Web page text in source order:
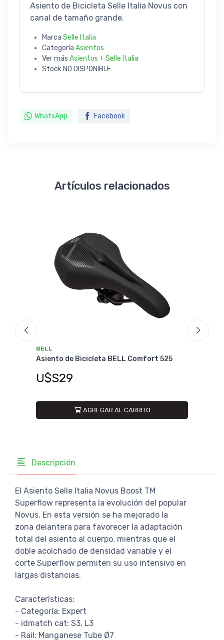
Asiento de Bicicleta Selle Italia Novus con
canal de tamaño grande.
Marca Selle Italia
Categoría Asientos
Ver más Asientos + Selle Italia
Stock NO DISPONIBLE
WhatsApp Facebook
Artículos relacionados
BELL
Asiento de Bicicleta BELL Comfort 525
U$S29
AGREGAR AL CARRITO
Descripción
El Asiento Selle Italia Novus Boost TM
Superflow representa la evolución del popular
Novus. En esta versión se ha mejorado la
zona delantera para favorecer la adaptación
total del asiento al cuerpo, mientras que el
doble acolchado de densidad variable y el
corte Superflow permiten su uso intensivo en
largas distancias.
Características:
- Categoría: Expert
- idmatch cat: S3, L3
- Rail: Manganese Tube Ø7